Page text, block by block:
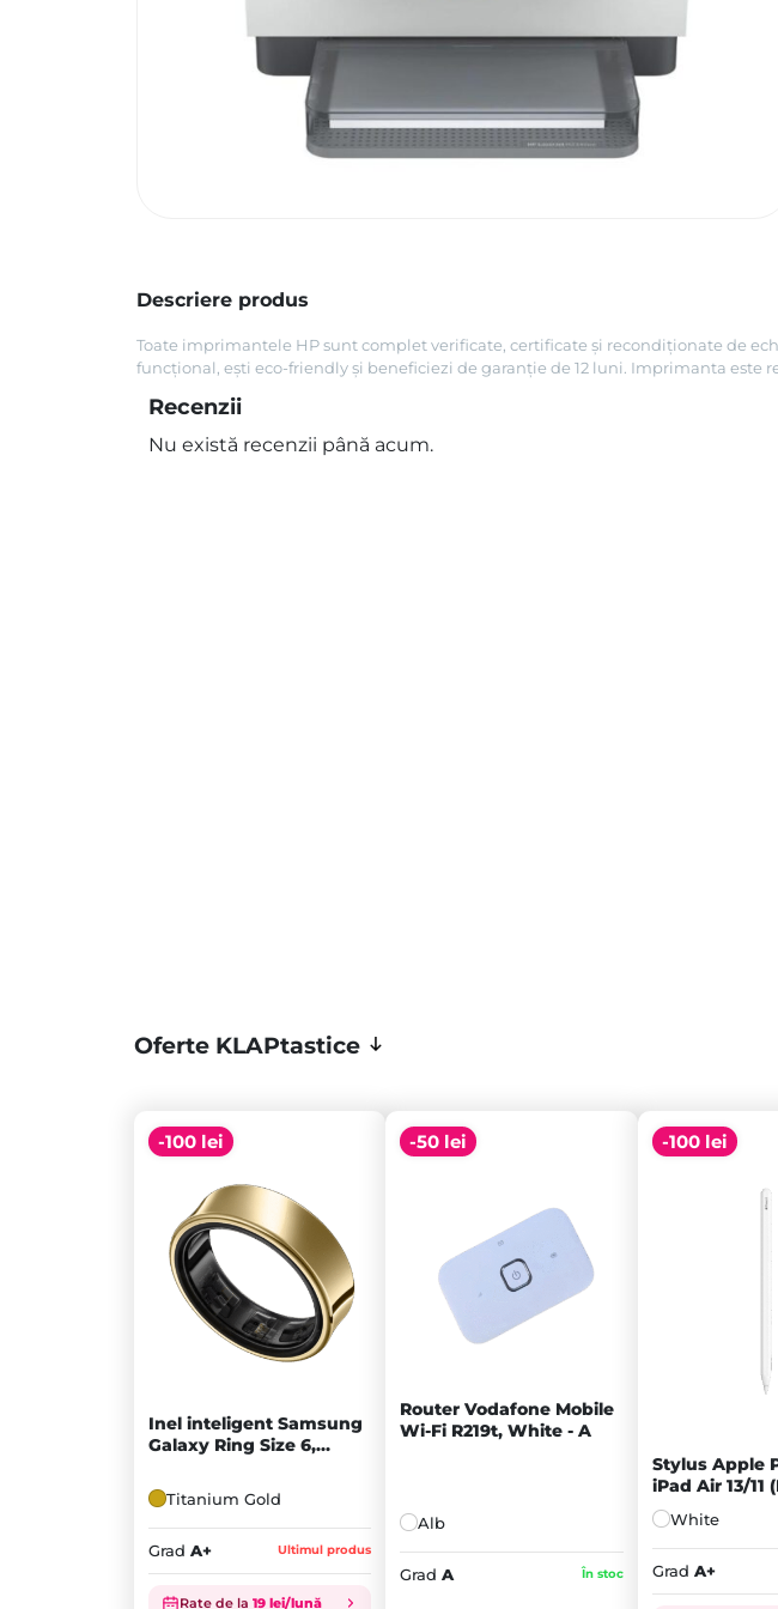
Descriere produs
Toate imprimantele HP sunt complet verificate, certificate și recondiționate de
funcțional, ești eco-friendly și beneficiezi de garanție de 12 luni. Imprimanta
Recenzii
Nu există recenzii până acum.
Oferte KLAPtastice
-100 lei
Inel inteligent Samsung
Galaxy Ring Size 6,
Titanium Gold
Grad A+ Ultimul produs
Rate de la 19 lei/lună
Prețul
-50 lei
Router Vodafone Mobile
Wi-Fi R219t, White - A
Alb
Grad A În stoc
-100 lei
Stylus Apple
iPad Air 13/11
iPad mini 7,
13/11 (M5/M4)
White - A+
White
Grad A+
Prețul